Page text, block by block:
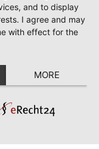
and to display
I agree and may
with effect for the
MORE